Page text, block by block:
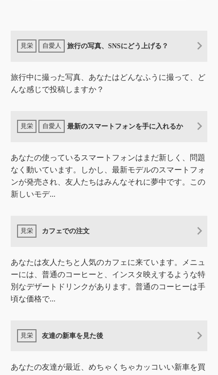
旅行の写真、SNSにどう上げる？
旅行中に撮った写真、あなたはどんなふうに撮って、ど
んな感じで投稿しますか？
最新のスマートフォンを手に入れるか
あなたの使っているスマートフォンはまだ新しく、問題
なく動いています。しかし、最新モデルのスマートフォ
ンが発売され、友人たちはみんなそれに夢中です。この
新しいモデ...
カフェでの注文
あなたは友人たちと人気のカフェに来ています。メニュ
ーには、普通のコーヒーと、インスタ映えするような特
別なデザートドリンクがあります。普通のコーヒーは手
頃な価格で...
友達の新車を見た後
あなたの友達が最近、めちゃくちゃカッコいい新車を買